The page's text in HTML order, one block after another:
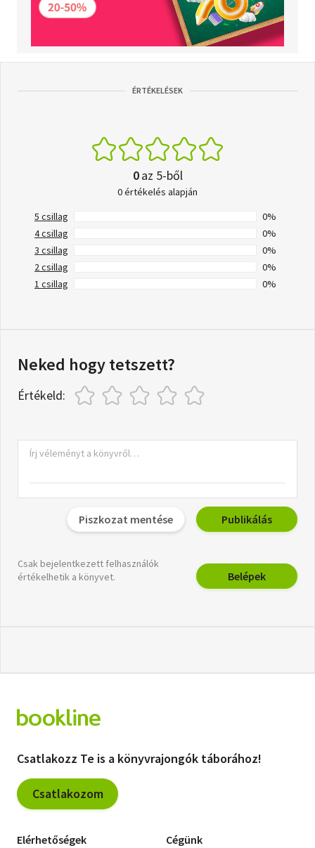
ÉRTÉKELÉSEK
0az 5-ből
0 értékelés alapján
5 csillag
0%
4 csillag
0%
3 csillag
0%
2 csillag
0%
1 csillag
0%
Neked hogy tetszett?
Értékeld:
Piszkozat mentése Publikálás
Csak bejelentkezett felhasználók
értékelhetik a könyvet.
Belépek
Csatlakozz Te is a könyvrajongók táborához!
Csatlakozom
Elérhetőségek Cégünk